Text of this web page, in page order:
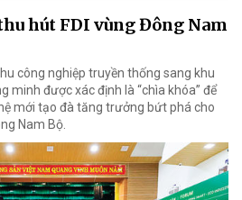
hút FDI vùng Đông Nam
công nghiệp truyền thống sang khu
minh được xác định là “chìa khóa” để
mới tạo đà tăng trưởng bứt phá cho
Nam Bộ.